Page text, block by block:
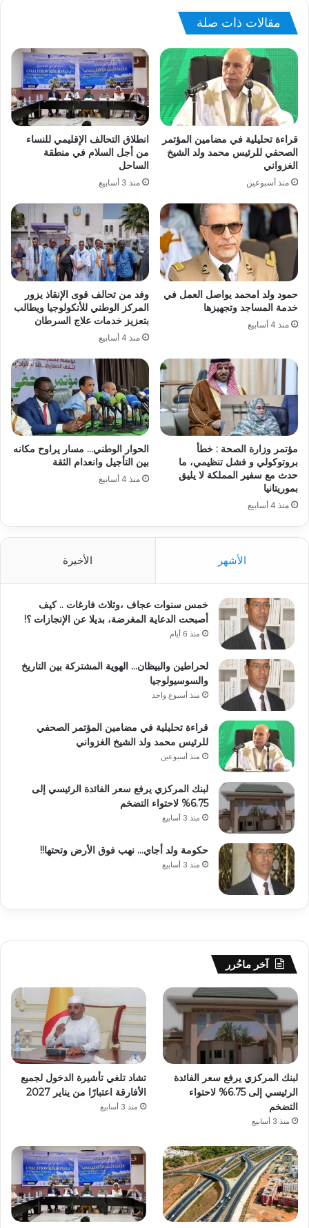
مقالات ذات صلة
قراءة تحليلية في مضامين المؤتمر
الصحفي للرئيس محمد ولد الشيخ
الغزواني
منذ أسبوعين
انطلاق التحالف الإقليمي للنساء
من أجل السلام في منطقة
الساحل
منذ 3 أسابيع
حمود ولد امحمد يواصل العمل في
خدمة المساجد وتجهيزها
منذ 4 أسابيع
وفد من تحالف قوى الإنقاذ يزور
المركز الوطني للأنكولوجيا ويطالب
بتعزيز خدمات علاج السرطان
منذ 4 أسابيع
مؤتمر وزارة الصحة : خطأ
بروتوكولي و فشل تنظيمي، ما
حدث مع سفير المملكة لا يليق
بموريتانيا
منذ 4 أسابيع
الحوار الوطني… مسار يراوح مكانه
بين التأجيل وانعدام الثقة
منذ 4 أسابيع
الأشهر الأخيرة
خمس سنوات عجاف ،وثلاث فارغات .. كيف
أصبحت الدعاية المغرضة، بديلا عن الإنجازات ؟!
منذ 6 أيام
لحراطين والبيظان… الهوية المشتركة بين التاريخ
والسوسيولوجيا
منذ أسبوع واحد
قراءة تحليلية في مضامين المؤتمر الصحفي
للرئيس محمد ولد الشيخ الغزواني
منذ أسبوعين
لبنك المركزي يرفع سعر الفائدة الرئيسي إلى
6.75% لاحتواء التضخم
منذ 3 أسابيع
حكومة ولد أجاي… نهب فوق الأرض وتحتها!!
منذ 3 أسابيع
آخر ماحُرر
لبنك المركزي يرفع سعر الفائدة
الرئيسي إلى 6.75% لاحتواء
التضخم
منذ 3 أسابيع
تشاد تلغي تأشيرة الدخول لجميع
الأفارقة اعتبارًا من يناير 2027
منذ 3 أسابيع